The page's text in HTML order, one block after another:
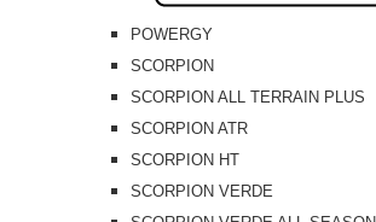
POWERGY
SCORPION
SCORPION ALL TERRAIN PLUS
SCORPION ATR
SCORPION HT
SCORPION VERDE